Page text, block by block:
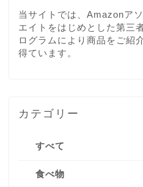
当サイトでは、Amazonア
エイトをはじめとした第三
ログラムにより商品をご紹
得ています。
カテゴリー
すべて
食べ物